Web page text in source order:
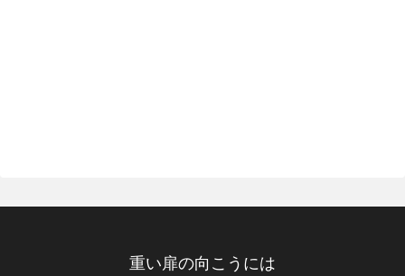
重い扉の向こうには